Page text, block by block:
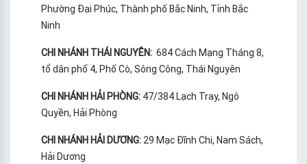
Phường Đại Phúc, Thành phố Bắc Ninh, Tỉnh Bắc
Ninh
CHI NHÁNH THÁI NGUYÊN: 684 Cách Mạng Tháng 8,
tổ dân phố 4, Phố Cò, Sông Công, Thái Nguyên
CHI NHÁNH HẢI PHÒNG: 47/384 Lạch Tray, Ngô
Quyền, Hải Phòng
CHI NHÁNH HẢI DƯƠNG: 29 Mạc Đĩnh Chi, Nam Sách,
Hải Dương